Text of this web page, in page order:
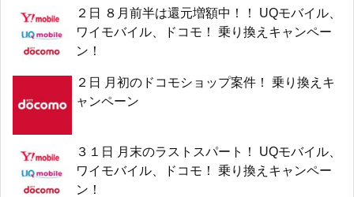
２日 ８月前半は還元増額中！！ UQモバイル、
ワイモバイル、ドコモ！ 乗り換えキャンペー
ン！
２日 月初のドコモショップ案件！ 乗り換えキ
ャンペーン
３１日 月末のラストスパート！ UQモバイル、
ワイモバイル、ドコモ！ 乗り換えキャンペー
ン！